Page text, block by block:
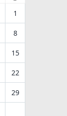
1
8
15
22
29